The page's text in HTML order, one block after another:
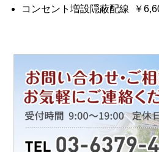
コンセント増設隠蔽配線 ￥